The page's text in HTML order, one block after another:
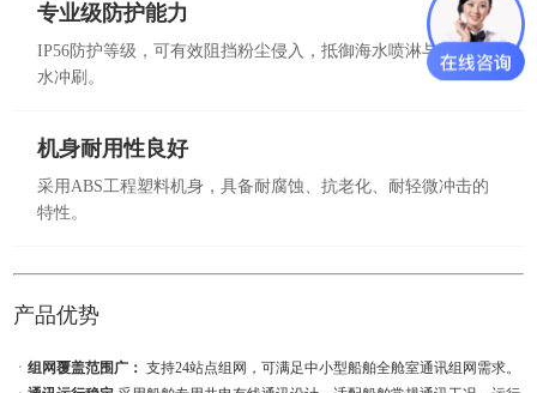
专业级防护能力
IP56防护等级，可有效阻挡粉尘侵入，抵御海水喷淋与日常雨
水冲刷。
机身耐用性良好
采用ABS工程塑料机身，具备耐腐蚀、抗老化、耐轻微冲击的
特性。
产品优势
ㆍ组网覆盖范围广： 支持24站点组网，可满足中小型船舶全舱室通讯组网需求。